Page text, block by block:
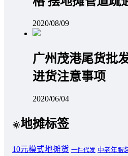
2020/08/09
广州茂港尾货批
进货注意事项
2020/06/04
地摊标签
10元模式地摊货 一件代发 中老年服